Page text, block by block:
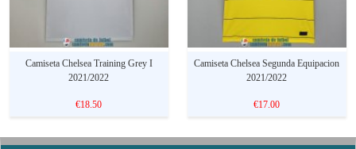
Camiseta Chelsea Training Grey I
2021/2022
€18.50
Camiseta Chelsea Segunda Equipacion
2021/2022
€17.00